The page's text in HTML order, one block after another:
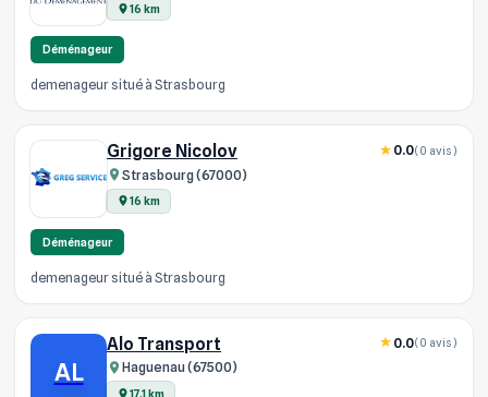
16 km
Déménageur
demenageur situé à Strasbourg
Grigore Nicolov
Strasbourg (67000)
16 km
0.0(0 avis)
Déménageur
demenageur situé à Strasbourg
AL
Alo Transport
Haguenau (67500)
17.1 km
0.0(0 avis)